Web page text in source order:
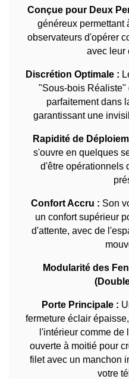
Conçue pour Deux
généreux permettant
observateurs d'opérer
avec leur
Discrétion Optimale :
"Sous-bois Réaliste"
parfaitement dans
garantissant une
Rapidité de
s'ouvre en quelques
d'être opérationnels
Confort Accru : Son
un confort supérieur
d'attente, avec de
Modularité des
Porte Principale :
fermeture éclair
l'intérieur comme de
ouverte à moitié pour
filet avec un manchon
votre